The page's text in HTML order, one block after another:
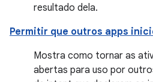
resultado dela.
Permitir que outros apps
Mostra como tornar as
abertas para uso por